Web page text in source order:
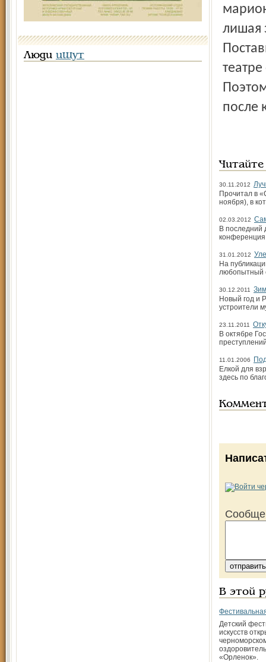
Люди ищут
лишая
после
30.11.2012
Прочитал в
ноября), в
02.03.2012
В последний
31.01.2012
На
любопытный
30.12.2011
Новый год и
устроители
23.11.2011
В октябре
11.01.2006
Елкой для
здесь по
В этой
Детский
искусств
«Орленок».